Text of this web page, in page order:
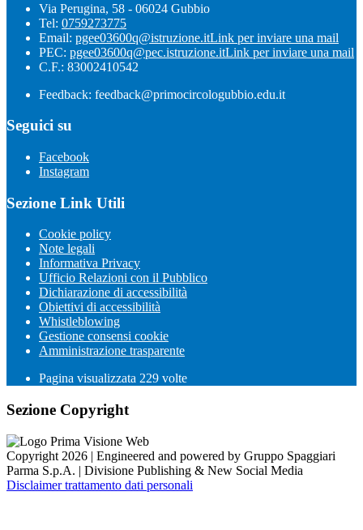
Via Perugina, 58 - 06024 Gubbio
Tel: 0759273775
Email: pgee03600q@istruzione.itLink per inviare una mail
PEC: pgee03600q@pec.istruzione.itLink per inviare una mail
C.F.: 83002410542
Feedback: feedback@primocircologubbio.edu.it
Seguici su
Facebook
Instagram
Sezione Link Utili
Cookie policy
Note legali
Informativa Privacy
Ufficio Relazioni con il Pubblico
Dichiarazione di accessibilità
Obiettivi di accessibilità
Whistleblowing
Gestione consensi cookie
Amministrazione trasparente
Pagina visualizzata 229 volte
Sezione Copyright
Copyright 2026 | Engineered and powered by Gruppo Spaggiari
Parma S.p.A. | Divisione Publishing & New Social Media
Disclaimer trattamento dati personali